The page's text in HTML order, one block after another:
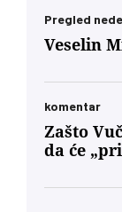
Pregled
Veselin
komentar
Zašto
da će